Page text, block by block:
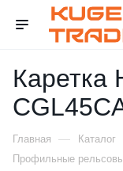
Каретка
Главная — Каталог
Профильные